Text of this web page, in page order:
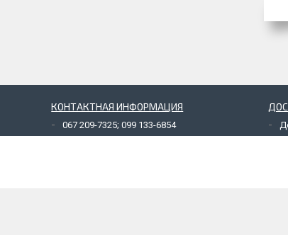
КОНТАКТНАЯ ИНФОРМАЦИЯ
067 209-7325; 099 133-6854